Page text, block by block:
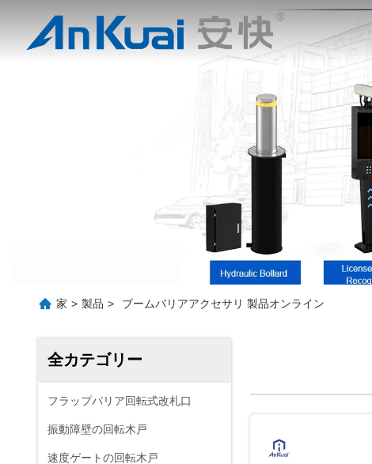
家 > 製品 > ブームバリアアクセサリ 製品オンライン
全カテゴリー
フラップバリア回転式改札口
振動障壁の回転木戸
速度ゲートの回転木戸